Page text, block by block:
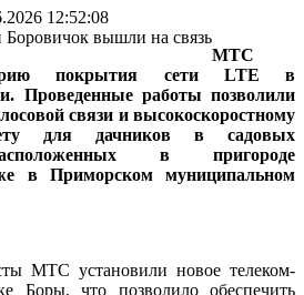
12:52:08
МТС
покрытия сети LTE в
Проведенные работы позволили
связи и высокоскоростному
для дачников в садовых
в пригороде
в Приморском муниципальном
МТС установили новое телеком-
Боры, что позволило обеспечить